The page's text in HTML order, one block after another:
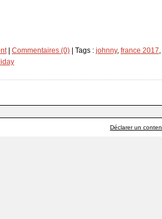
| Commentaires (0) | Tags : johnny, france 2017
Déclarer un